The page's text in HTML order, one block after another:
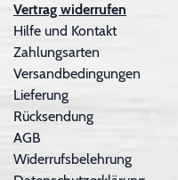
Vertrag widerrufen
Hilfe und Kontakt
Zahlungsarten
Versandbedingungen
Lieferung
Rücksendung
AGB
Widerrufsbelehrung